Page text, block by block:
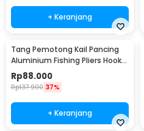
+ Keranjang
Tang Pemotong Kail Pancing
Aluminium Fishing Pliers Hook
Remover
Rp88.000
Rp137.900 37%
+ Keranjang